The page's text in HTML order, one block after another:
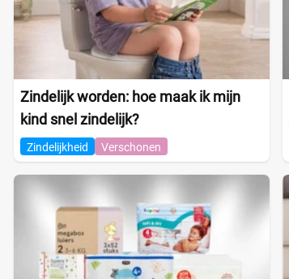
Zindelijk worden: hoe maak ik mijn
kind snel zindelijk?
Zindelijkheid Verschonen